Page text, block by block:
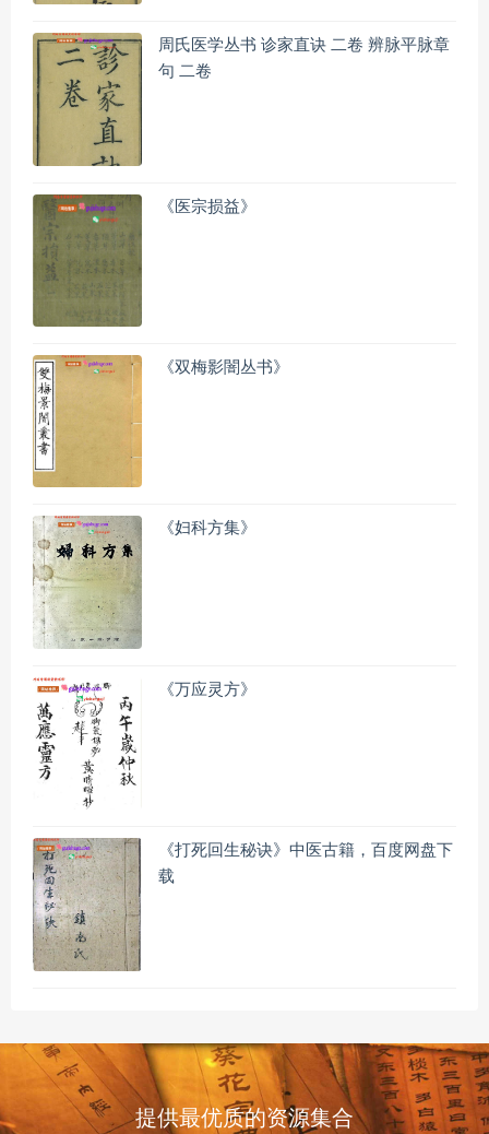
周氏医学丛书 诊家直诀 二卷 辨脉平脉章
句 二卷
《医宗损益》
《双梅影闇丛书》
《妇科方集》
《万应灵方》
《打死回生秘诀》中医古籍，百度网盘下
载
提供最优质的资源集合